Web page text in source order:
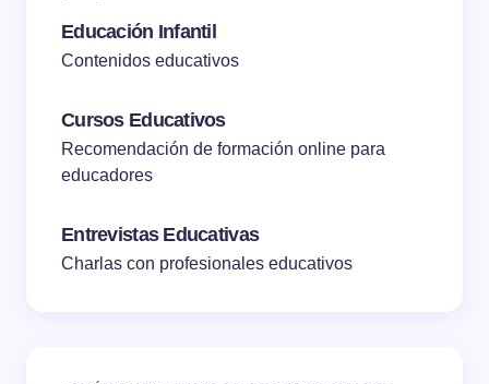
Educación Infantil
Contenidos educativos
Cursos Educativos
Recomendación de formación online para
educadores
Entrevistas Educativas
Charlas con profesionales educativos